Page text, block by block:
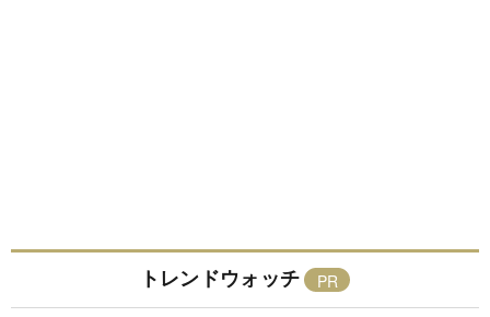
トレンドウォッチ